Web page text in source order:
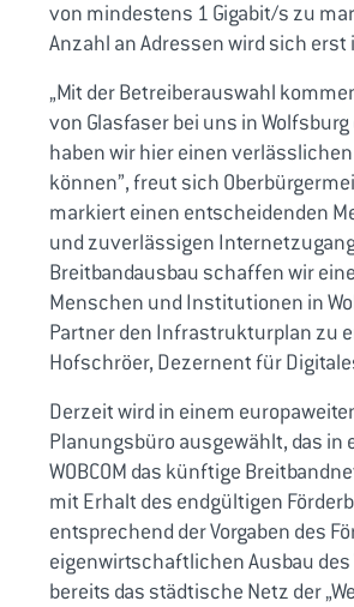
von mindestens 1 Gigabit/s zu
Anzahl an Adressen wird sich
„Mit der Betreiberauswahl
von Glasfaser bei uns in
haben wir hier einen
können”, freut sich
markiert einen entscheidenden
und zuverlässigen
Breitbandausbau schaffen wir
Menschen und Institutionen in
Partner den Infrastrukturplan zu
Hofschröer, Dezernent für
Derzeit wird in einem
Planungsbüro ausgewählt, das in
WOBCOM das künftige
mit Erhalt des endgültigen
entsprechend der Vorgaben des
eigenwirtschaftlichen Ausbau des
bereits das städtische Netz der